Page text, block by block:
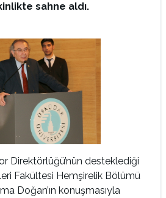
sahne aldı.
Direktörlüğü’nün desteklediği
Fakültesi Hemşirelik Bölümü
Doğan’ın konuşmasıyla